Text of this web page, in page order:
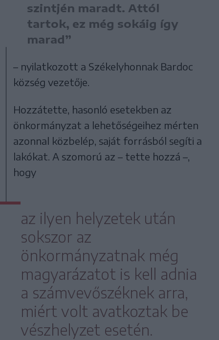
szintjén maradt. Attól
tartok, ez még sokáig így
marad”
– nyilatkozott a Székelyhonnak Bardoc
község vezetője.
Hozzátette, hasonló esetekben az
önkormányzat a lehetőségeihez mérten
azonnal közbelép, saját forrásból segíti a
lakókat. A szomorú az – tette hozzá –,
hogy
az ilyen helyzetek után
sokszor az
önkormányzatnak még
magyarázatot is kell adnia
a számvevőszéknek arra,
miért volt avatkoztak be
vészhelyzet esetén.